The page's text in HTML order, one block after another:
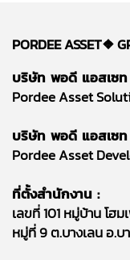
PORDEE ASSET❖
บริษัท พอดี แอสเซ
Pordee Asset
บริษัท พอดี แอสเซ
Pordee Asset
ที่ตั้งสำนักงาน :
เลขที่ 101 หมู่บ้าน โฮ
หมู่ที่ 9 ต.บางเลน อ.บ